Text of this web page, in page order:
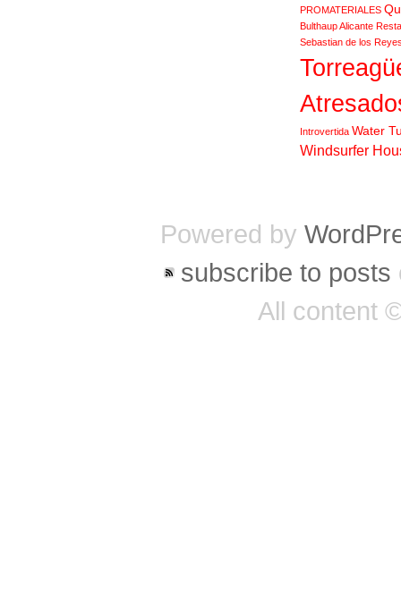
PROMATERIALES
Bulthaup Alicante
Sebastian de los
Introvertida Water
Windsurfer
Powered by
subscribe to posts
All content